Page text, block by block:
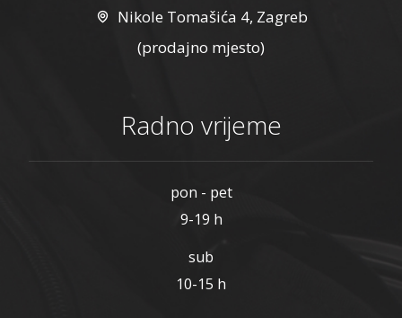
Nikole Tomašića 4, Zagreb
(prodajno mjesto)
Radno vrijeme
pon - pet
9-19 h
sub
10-15 h